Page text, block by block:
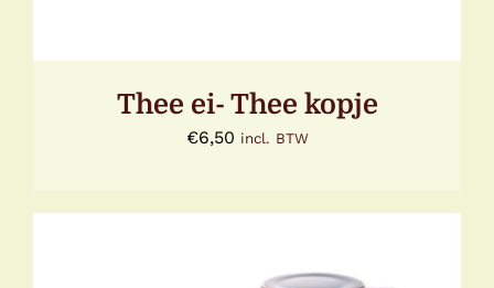
Thee ei- Thee kopje
€6,50 incl. BTW